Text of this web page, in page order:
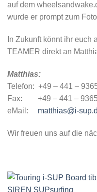
auf dem
wurde er prompt zum
In Zukunft könnt ihr euch
TEAMER direkt an
Matthias:
Telefon: +49 – 441 –
Fax: +49 – 441 –
eMail: matthias@i-
Wir freuen uns auf die